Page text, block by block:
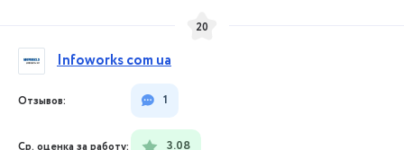
20
Infoworks com ua
1
3.08